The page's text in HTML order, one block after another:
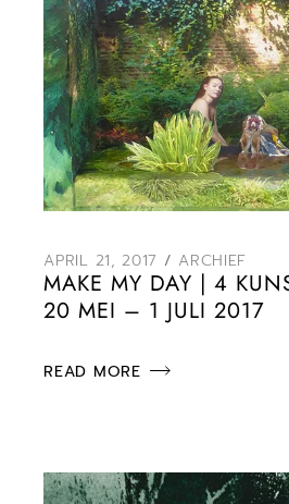
APRIL 21, 2017 ARCHIEF
MAKE MY DAY | 4
20 MEI – 1 JULI 2017
READ MORE